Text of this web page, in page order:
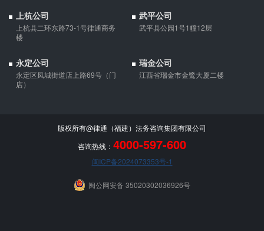
上杭公司
上杭县二环东路73-1号律通商务
楼
武平公司
武平县公园1号1幢12层
永定公司
永定区凤城街道店上路69号（门
店）
瑞金公司
江西省瑞金市金鹭大厦二楼
版权所有@律通（福建）法务咨询集团有限公司
咨询热线： 4000-597-600
闽ICP备2024073353号-1
闽公网安备 35020302036926号